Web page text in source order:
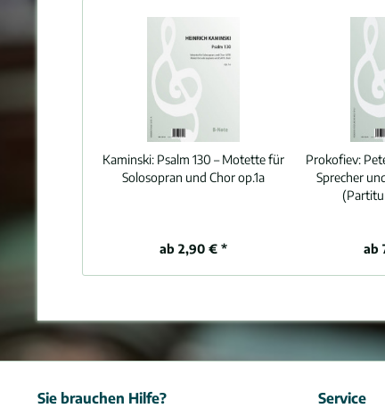
Kaminski: Psalm 130 – Motette für
Solosopran und Chor op.1a
ab 2,90 € *
Prokofiev:
Sprecher
ab
Sie brauchen Hilfe? Service